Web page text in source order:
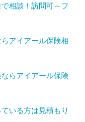
相談！訪問可～フ
アイアール保険相
らアイアール保険
いる方は見積もり